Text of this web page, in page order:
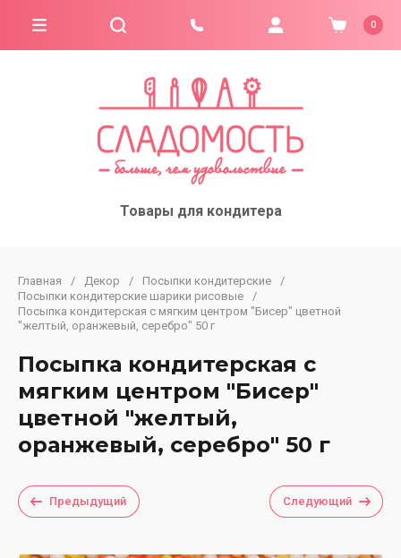
Товары для кондитера
0
Главная / Декор / Посыпки кондитерские
/
Посыпки кондитерские шарики рисовые
/
Посыпка кондитерская с мягким центром "Бисер" цветной
"желтый, оранжевый, серебро" 50 г
Посыпка кондитерская с
мягким центром "Бисер"
цветной "желтый,
оранжевый, серебро" 50 г
Предыдущий Следующий